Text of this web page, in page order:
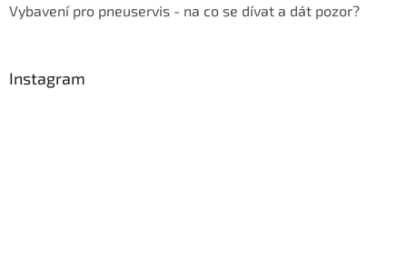
Vybavení pro pneuservis - na co se dívat a dát pozor?
Instagram